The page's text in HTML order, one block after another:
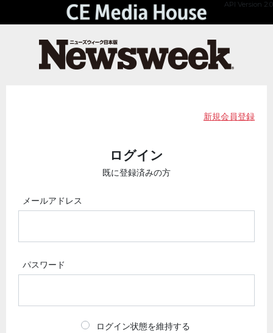
API Version 2.0
新規会員登録
ログイン
既に登録済みの方
メールアドレス
パスワード
ログイン状態を維持する